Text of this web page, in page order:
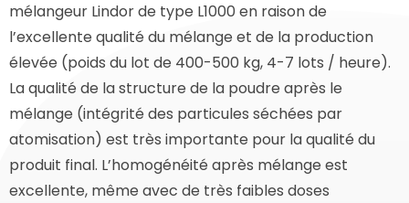
mélangeur Lindor de type L1000 en raison de
l’excellente qualité du mélange et de la production
élevée (poids du lot de 400-500 kg, 4-7 lots / heure).
La qualité de la structure de la poudre après le
mélange (intégrité des particules séchées par
atomisation) est très importante pour la qualité du
produit final. L’homogénéité après mélange est
excellente, même avec de très faibles doses